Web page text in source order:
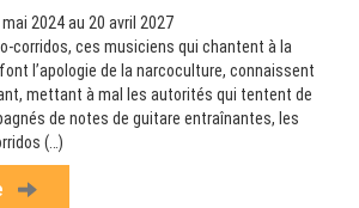
mai 2024 au 20 avril 2027
corridos, ces musiciens qui chantent à la
l’apologie de la narcoculture, connaissent
mettant à mal les autorités qui tentent de
de notes de guitare entraînantes, les
(…)